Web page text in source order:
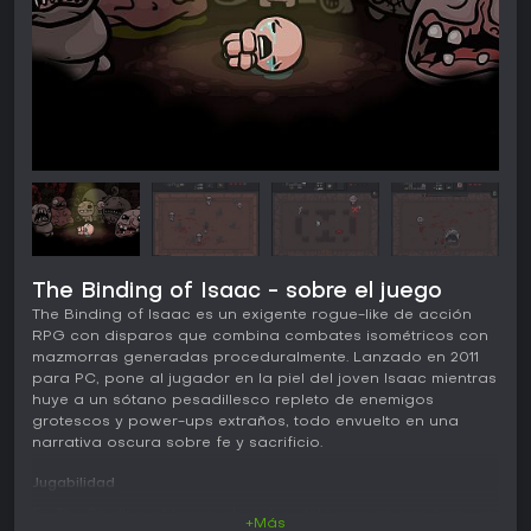
The Binding of Isaac - sobre el juego
The Binding of Isaac es un exigente rogue-like de acción
RPG con disparos que combina combates isométricos con
mazmorras generadas proceduralmente. Lanzado en 2011
para PC, pone al jugador en la piel del joven Isaac mientras
huye a un sótano pesadillesco repleto de enemigos
grotescos y power-ups extraños, todo envuelto en una
narrativa oscura sobre fe y sacrificio.
Jugabilidad
+Más